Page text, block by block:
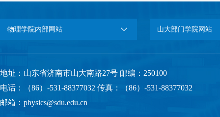
物理学院内部网站 山大部门学院网站
地址：山东省济南市山大南路27号 邮编：250100
电话：（86）-531-88377032 传真：（86）-531-88377032
邮箱：physics@sdu.edu.cn